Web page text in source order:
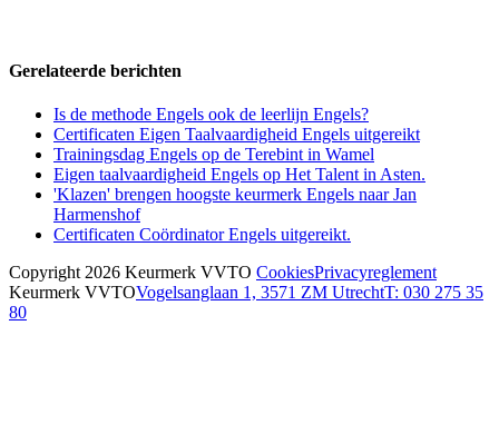
Gerelateerde berichten
Is de methode Engels ook de leerlijn Engels?
Certificaten Eigen Taalvaardigheid Engels uitgereikt
Trainingsdag Engels op de Terebint in Wamel
Eigen taalvaardigheid Engels op Het Talent in Asten.
'Klazen' brengen hoogste keurmerk Engels naar Jan
Harmenshof
Certificaten Coördinator Engels uitgereikt.
Copyright 2026 Keurmerk VVTO CookiesPrivacyreglement
Keurmerk VVTOVogelsanglaan 1, 3571 ZM UtrechtT: 030 275 35
80